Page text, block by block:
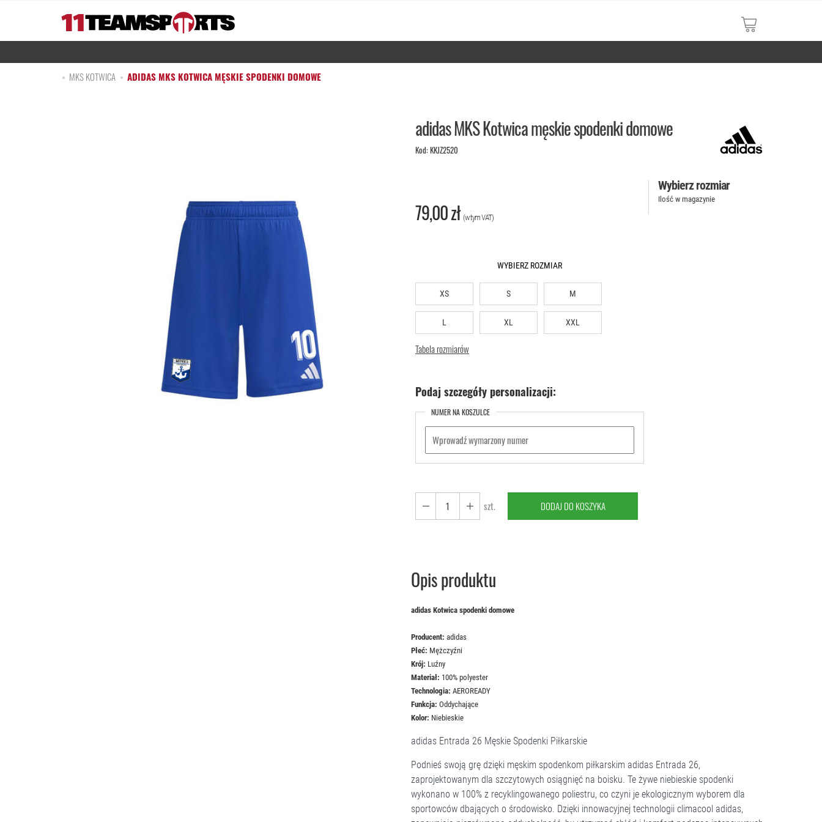
MKS KOTWICA ADIDAS MKS KOTWICA MĘSKIE SPODENKI DOMOWE
adidas MKS Kotwica męskie spodenki domowe
Kod:KKJZ2520
79,00 zł (w tym VAT)
WYBIERZ ROZMIAR
XS S M
L XL XXL
Tabela rozmiarów
Podaj szczegóły personalizacji:
NUMER NA KOSZULCE
szt. DODAJ DO KOSZYKA
Wybierz rozmiar
Ilość w magazynie
Opis produktu
adidas Kotwica spodenki domowe
Producent: adidas
Płeć: Mężczyźni
Krój: Luźny
Materiał: 100% polyester
Technologia: AEROREADY
Funkcja: Oddychające
Kolor: Niebieskie
adidas Entrada 26 Męskie Spodenki Piłkarskie
Podnieś swoją grę dzięki męskim spodenkom piłkarskim adidas Entrada 26,
zaprojektowanym dla szczytowych osiągnięć na boisku. Te żywe niebieskie spodenki
wykonano w 100% z recyklingowanego poliestru, co czyni je ekologicznym wyborem dla
sportowców dbających o środowisko. Dzięki innowacyjnej technologii climacool adidas,